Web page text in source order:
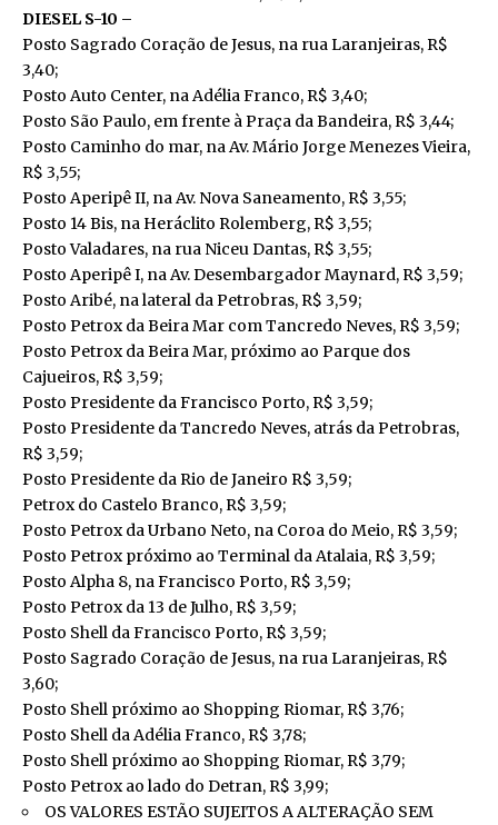
DIESEL S-10 –
Posto Sagrado Coração de Jesus, na rua Laranjeiras, R$
3,40;
Posto Auto Center, na Adélia Franco, R$ 3,40;
Posto São Paulo, em frente à Praça da Bandeira, R$ 3,44;
Posto Caminho do mar, na Av. Mário Jorge Menezes Vieira,
R$ 3,55;
Posto Aperipê II, na Av. Nova Saneamento, R$ 3,55;
Posto 14 Bis, na Heráclito Rolemberg, R$ 3,55;
Posto Valadares, na rua Niceu Dantas, R$ 3,55;
Posto Aperipê I, na Av. Desembargador Maynard, R$ 3,59;
Posto Aribé, na lateral da Petrobras, R$ 3,59;
Posto Petrox da Beira Mar com Tancredo Neves, R$ 3,59;
Posto Petrox da Beira Mar, próximo ao Parque dos
Cajueiros, R$ 3,59;
Posto Presidente da Francisco Porto, R$ 3,59;
Posto Presidente da Tancredo Neves, atrás da Petrobras,
R$ 3,59;
Posto Presidente da Rio de Janeiro R$ 3,59;
Petrox do Castelo Branco, R$ 3,59;
Posto Petrox da Urbano Neto, na Coroa do Meio, R$ 3,59;
Posto Petrox próximo ao Terminal da Atalaia, R$ 3,59;
Posto Alpha 8, na Francisco Porto, R$ 3,59;
Posto Petrox da 13 de Julho, R$ 3,59;
Posto Shell da Francisco Porto, R$ 3,59;
Posto Sagrado Coração de Jesus, na rua Laranjeiras, R$
3,60;
Posto Shell próximo ao Shopping Riomar, R$ 3,76;
Posto Shell da Adélia Franco, R$ 3,78;
Posto Shell próximo ao Shopping Riomar, R$ 3,79;
Posto Petrox ao lado do Detran, R$ 3,99;
OS VALORES ESTÃO SUJEITOS A ALTERAÇÃO SEM